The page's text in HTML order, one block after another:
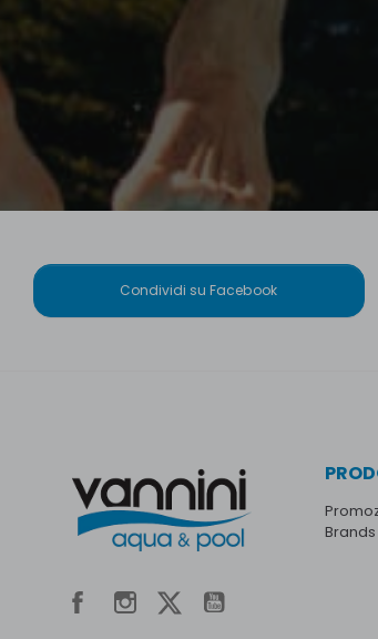
Condividi su Facebook
Brands